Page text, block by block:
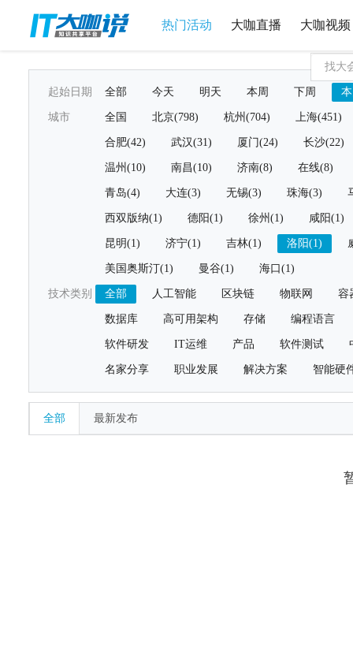
热门活动 大咖直播 大咖视频
起始日期 全部 今天 明天 本周 下周
城市 全国 北京(798) 杭州(704) 上海(451)
合肥(42) 武汉(31) 厦门(24) 长沙(22)
温州(10) 南昌(10) 济南(8) 在线(8)
青岛(4) 大连(3) 无锡(3) 珠海(3)
西双版纳(1) 德阳(1) 徐州(1) 咸阳(1)
昆明(1) 济宁(1) 吉林(1) 洛阳(1)
美国奥斯汀(1) 曼谷(1) 海口(1)
技术类别 全部 人工智能 区块链 物联网 容
数据库 高可用架构 存储 编程语言
软件研发 IT运维 产品 软件测试
名家分享 职业发展 解决方案 智能硬
全部 最新发布